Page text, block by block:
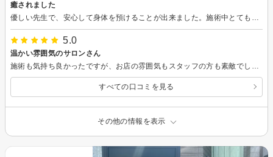
癒されました
5.0
温かい雰囲気のサロンさん
すべての口コミを見る
その他の情報を表示